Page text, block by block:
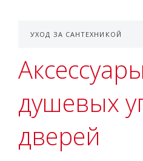
УХОД ЗА САНТЕХНИКОЙ
душевых
дверей